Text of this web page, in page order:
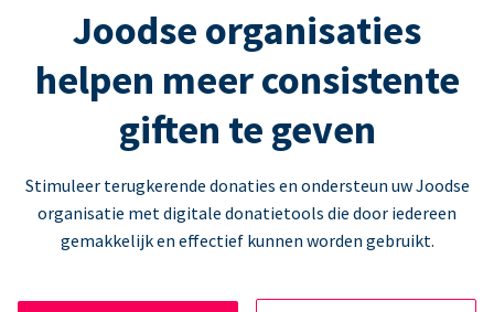
Joodse organisaties
helpen meer consistente
giften te geven
Stimuleer terugkerende donaties en ondersteun uw Joodse
organisatie met digitale donatietools die door iedereen
gemakkelijk en effectief kunnen worden gebruikt.